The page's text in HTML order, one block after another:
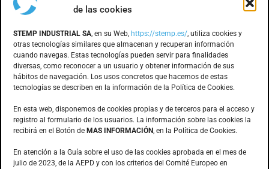
de las cookies
STEMP INDUSTRIAL SA, en su Web, https://stemp.es/, utiliza cookies y
otras tecnologías similares que almacenan y recuperan información
cuando navegas. Estas tecnologías pueden servir para finalidades
diversas, como reconocer a un usuario y obtener información de sus
hábitos de navegación. Los usos concretos que hacemos de estas
tecnologías se describen en la información de la Política de Cookies.
En esta web, disponemos de cookies propias y de terceros para el acceso y
registro al formulario de los usuarios. La información sobre las cookies la
recibirá en el Botón de MAS INFORMACIÓN, en la Política de Cookies.
En atención a la Guía sobre el uso de las cookies aprobada en el mes de
julio de 2023, de la AEPD y con los criterios del Comité Europeo en
Anoia, 1 nave 8 · Pol. Ind. Can Bernades
Subirà
08130 – Santa Perpètua de Mogoda
(Barcelona)
CONTACTO